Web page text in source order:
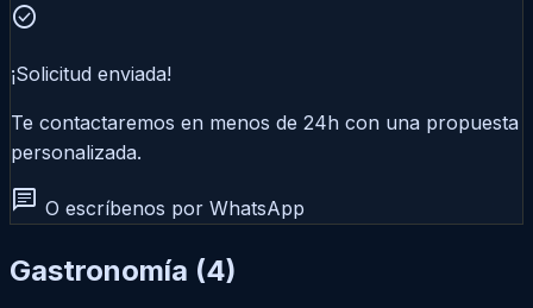
check_circle
¡Solicitud enviada!
Te contactaremos en menos de 24h con una propuesta
personalizada.
chat O escríbenos por WhatsApp
Gastronomía (4)